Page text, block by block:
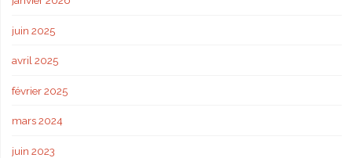
juin 2025
avril 2025
février 2025
mars 2024
juin 2023